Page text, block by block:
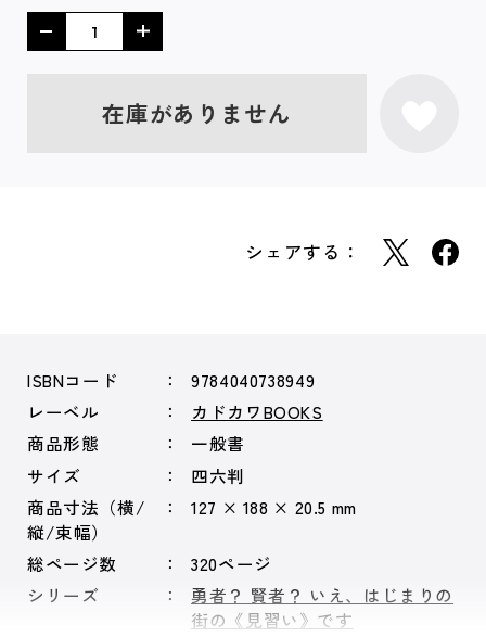
在庫がありません
シェアする：
ISBNコード
9784040738949
レーベル
カドカワBOOKS
商品形態
一般書
サイズ
四六判
商品寸法（横/
縦/束幅）
127 × 188 × 20.5 mm
総ページ数
320ページ
シリーズ
勇者？ 賢者？ いえ、はじまりの
街の《見習い》です